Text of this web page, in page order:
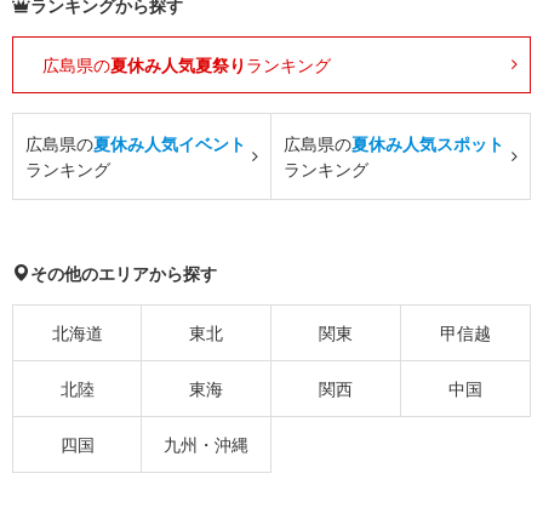
ランキングから探す
広島県の夏休み人気夏祭り ランキング
広島県の夏休み人気イベント
ランキング
広島県の夏休み人気スポット
ランキング
その他のエリアから探す
北海道 東北 関東 甲信越
北陸 東海 関西 中国
四国 九州・沖縄